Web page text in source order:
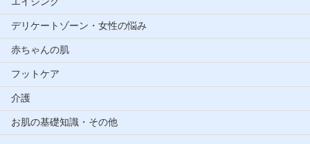
デリケートゾーン・女性の悩み
赤ちゃんの肌
フットケア
介護
お肌の基礎知識・その他